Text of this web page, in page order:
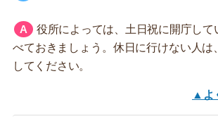
役所によっては、土日祝に開庁して
べておきましょう。休日に行けない人は
してください。
▲よ